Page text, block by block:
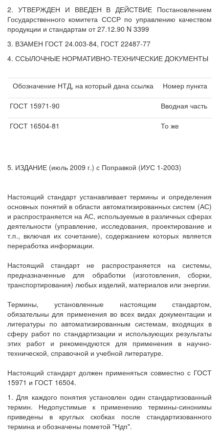
2. УТВЕРЖДЕН И ВВЕДЕН В ДЕЙСТВИЕ Постановлением
Государственного комитета СССР по управлению качеством
продукции и стандартам от 27.12.90 N 3399
3. ВЗАМЕН ГОСТ 24.003-84, ГОСТ 22487-77
4. ССЫЛОЧНЫЕ НОРМАТИВНО-ТЕХНИЧЕСКИЕ ДОКУМЕНТЫ
Обозначение НТД, на который дана ссылка Номер пункта
ГОСТ 15971-90 Вводная часть
ГОСТ 16504-81 То же
5. ИЗДАНИЕ (июль 2009 г.) с Поправкой (ИУС 1-2003)
Настоящий стандарт устанавливает термины и определения
основных понятий в области автоматизированных систем (АС)
и распространяется на АС, используемые в различных сферах
деятельности (управление, исследования, проектирование и
т.п., включая их сочетание), содержанием которых является
переработка информации.
Настоящий стандарт не распространяется на системы,
предназначенные для обработки (изготовления, сборки,
транспортирования) любых изделий, материалов или энергии.
Термины, установленные настоящим стандартом,
обязательны для применения во всех видах документации и
литературы по автоматизированным системам, входящих в
сферу работ по стандартизации и использующих результаты
этих работ и рекомендуются для применения в научно-
технической, справочной и учебной литературе.
Настоящий стандарт должен применяться совместно с ГОСТ
15971 и ГОСТ 16504.
1. Для каждого понятия установлен один стандартизованный
термин. Недопустимые к применению термины-синонимы
приведены в круглых скобках после стандартизованного
термина и обозначены пометой "Ндп".